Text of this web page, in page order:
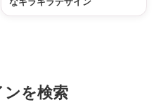
を検索